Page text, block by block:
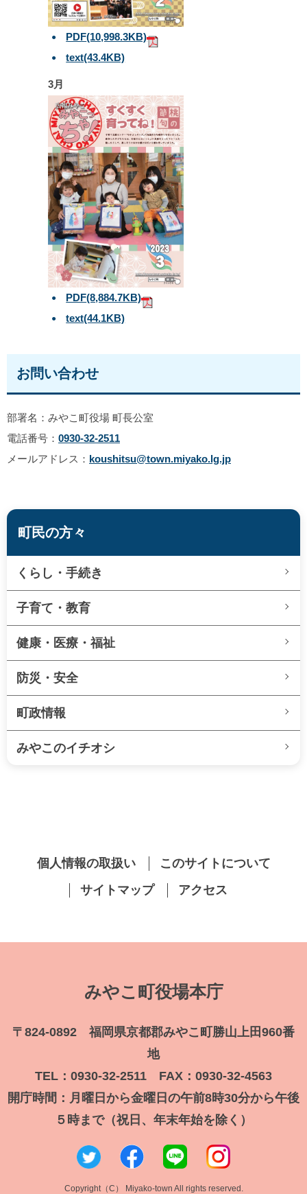
PDF(10,998.3KB)
text(43.4KB)
3月
PDF(8,884.7KB)
text(44.1KB)
お問い合わせ
部署名：みやこ町役場 町長公室
電話番号： 0930-32-2511
メールアドレス： koushitsu@town.miyako.lg.jp
町民の方々
くらし・手続き
子育て・教育
健康・医療・福祉
防災・安全
町政情報
みやこのイチオシ
個人情報の取扱い
このサイトについて
サイトマップ
アクセス
みやこ町役場本庁
〒824-0892 福岡県京都郡みやこ町勝山上田960番
地
TEL：0930-32-2511 FAX：0930-32-4563
開庁時間：月曜日から金曜日の午前8時30分から午後
５時まで（祝日、年末年始を除く）
Copyright（C） Miyako-town All rights reserved.